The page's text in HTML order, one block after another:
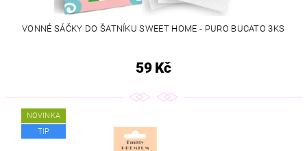
VONNÉ SÁČKY DO ŠATNÍKU SWEET HOME - PURO BUCATO 3KS
59 Kč
NOVINKA
TIP